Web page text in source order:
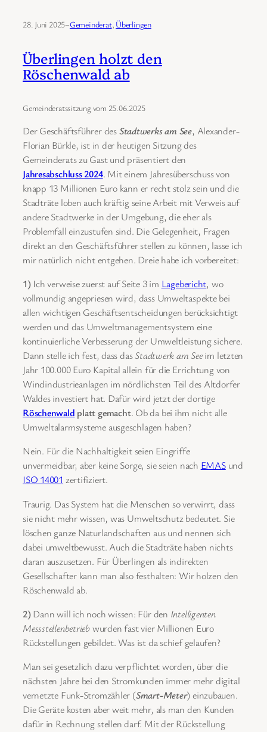
28. Juni 2025–Gemeinderat, Überlingen
Überlingen holzt den
Röschenwald ab
Gemeinderatssitzung vom 25.06.2025
Der Geschäftsführer desStadtwerks am See, Alexander-
Florian Bürkle, ist in der heutigen Sitzung des
Gemeinderats zu Gast und präsentiert den
Jahresabschluss 2024. Mit einem Jahresüberschuss von
knapp 13 Millionen Euro kann er recht stolz sein und die
Stadträte loben auch kräftig seine Arbeit mit Verweis auf
andere Stadtwerke in der Umgebung, die eher als
Problemfall einzustufen sind. Die Gelegenheit, Fragen
direkt an den Geschäftsführer stellen zu können, lasse ich
mir natürlich nicht entgehen. Dreie habe ich vorbereitet:
1)Ich verweise zuerst auf Seite 3 im Lagebericht, wo
vollmundig angepriesen wird, dass Umweltaspekte bei
allen wichtigen Geschäftsentscheidungen berücksichtigt
werden und das Umweltmanagementsystem eine
kontinuierliche Verbesserung der Umweltleistung sichere.
Dann stelle ich fest, dass dasStadtwerk am Seeim letzten
Jahr 100.000 Euro Kapital allein für die Errichtung von
Windindustrieanlagen im nördlichsten Teil des Altdorfer
Waldes investiert hat. Dafür wird jetzt der dortige
Röschenwald platt gemacht. Ob da bei ihm nicht alle
Umweltalarmsysteme ausgeschlagen haben?
Nein. Für die Nachhaltigkeit seien Eingriffe
unvermeidbar, aber keine Sorge, sie seien nach EMASund
ISO 14001 zertifiziert.
Traurig. Das System hat die Menschen so verwirrt, dass
sie nicht mehr wissen, was Umweltschutz bedeutet. Sie
löschen ganze Naturlandschaften aus und nennen sich
dabei umweltbewusst. Auch die Stadträte haben nichts
daran auszusetzen. Für Überlingen als indirekten
Gesellschafter kann man also festhalten: Wir holzen den
Röschenwald ab.
2)Dann will ich noch wissen: Für den Intelligenten
Messstellenbetriebwurden fast vier Millionen Euro
Rückstellungen gebildet. Was ist da schief gelaufen?
Man sei gesetzlich dazu verpflichtet worden, über die
nächsten Jahre bei den Stromkunden immer mehr digital
vernetzte Funk-Stromzähler (Smart-Meter) einzubauen.
Die Geräte kosten aber weit mehr, als man den Kunden
dafür in Rechnung stellen darf. Mit der Rückstellung